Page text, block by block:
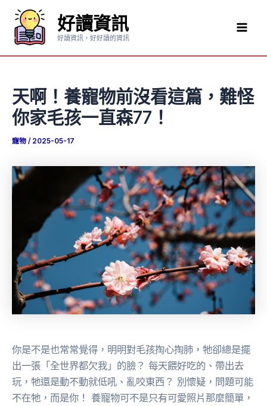
要
好讀資訊
好讀資訊，好好讀的資訊
天啊！養寵物前沒看這篇，難怪
你家毛孩一直森77！
寵物 / 2025-05-17
你是不是也常常覺得，明明對毛孩掏心掏肺，牠卻總是擺
出一張「全世界都欠我」的臉？ 每天餵好吃的、帶出去
玩，牠還是動不動就低吼、亂咬東西？ 別懷疑，問題可能
不在牠，而是你！ 養寵物可不是只有可愛照片那麼簡單，